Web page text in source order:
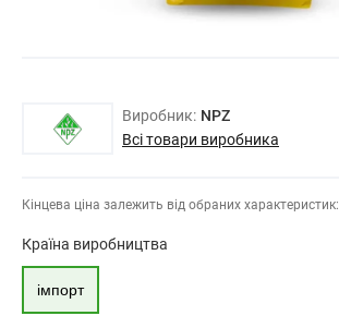
Виробник: NPZ
Всі товари виробника
Кінцева ціна залежить від обраних характеристик:
Країна виробництва
імпорт